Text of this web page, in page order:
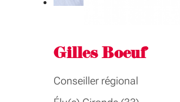
Gilles Boeuf
Conseiller régional